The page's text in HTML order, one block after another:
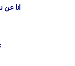
انا عن